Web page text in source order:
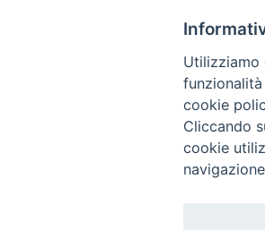
VESCOVOUtilizziamo
cookie
Cliccando
cookie